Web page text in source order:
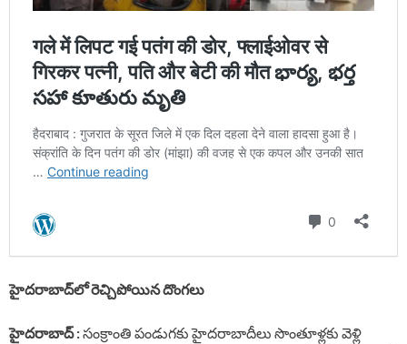
హైదరాబాద్⁭లో రెచ్చిపోయిన దొంగలు
హైదరాబాద్ :సంక్రాంతి పండుగకు హైదరాబాదీలు సొంతూళ్లకు వెళ్లి